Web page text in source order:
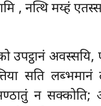
, नत्थि मय्हं
उपट्ठानं
सति लब्भमानं
सण्ठातुं न